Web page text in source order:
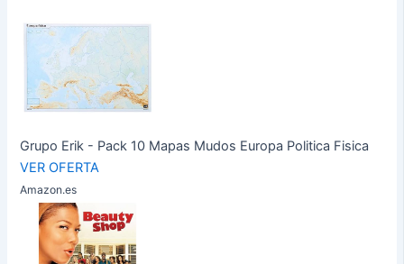
Grupo Erik - Pack 10 Mapas Mudos Europa Politica Fisica
VER OFERTA
Amazon.es